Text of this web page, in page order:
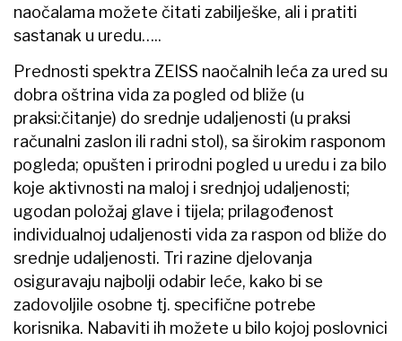
naočalama možete čitati zabilješke, ali i pratiti
sastanak u uredu…..
Prednosti spektra ZEISS naočalnih leća za ured su
dobra oštrina vida za pogled od bliže (u
praksi:čitanje) do srednje udaljenosti (u praksi
računalni zaslon ili radni stol), sa širokim rasponom
pogleda; opušten i prirodni pogled u uredu i za bilo
koje aktivnosti na maloj i srednjoj udaljenosti;
ugodan položaj glave i tijela; prilagođenost
individualnoj udaljenosti vida za raspon od bliže do
srednje udaljenosti. Tri razine djelovanja
osiguravaju najbolji odabir leće, kako bi se
zadovoljile osobne tj. specifične potrebe
korisnika. Nabaviti ih možete u bilo kojoj poslovnici